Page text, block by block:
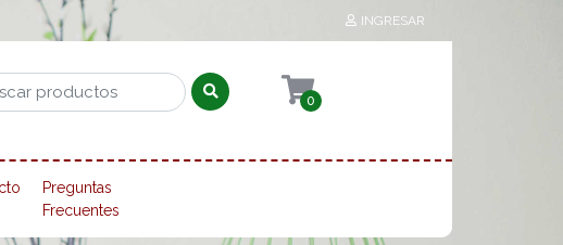
INGRESAR
0
Preguntas
Frecuentes